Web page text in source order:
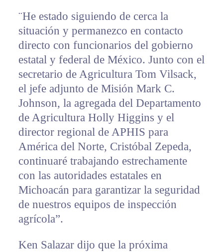
¨He estado siguiendo de cerca la
situación y permanezco en contacto
directo con funcionarios del gobierno
estatal y federal de México. Junto con el
secretario de Agricultura Tom Vilsack,
el jefe adjunto de Misión Mark C.
Johnson, la agregada del Departamento
de Agricultura Holly Higgins y el
director regional de APHIS para
América del Norte, Cristóbal Zepeda,
continuaré trabajando estrechamente
con las autoridades estatales en
Michoacán para garantizar la seguridad
de nuestros equipos de inspección
agrícola”.
Ken Salazar dijo que la próxima